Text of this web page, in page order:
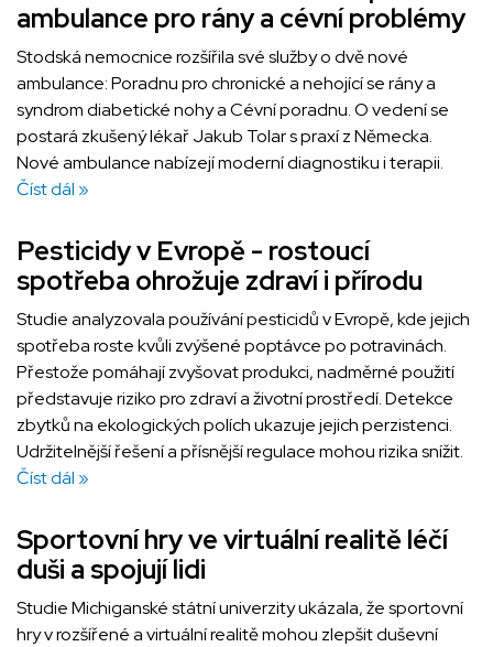
ambulance pro rány a cévní problémy
Stodská nemocnice rozšířila své služby o dvě nové
ambulance: Poradnu pro chronické a nehojící se rány a
syndrom diabetické nohy a Cévní poradnu. O vedení se
postará zkušený lékař Jakub Tolar s praxí z Německa.
Nové ambulance nabízejí moderní diagnostiku i terapii.
Číst dál »
Pesticidy v Evropě - rostoucí
spotřeba ohrožuje zdraví i přírodu
Studie analyzovala používání pesticidů v Evropě, kde jejich
spotřeba roste kvůli zvýšené poptávce po potravinách.
Přestože pomáhají zvyšovat produkci, nadměrné použití
představuje riziko pro zdraví a životní prostředí. Detekce
zbytků na ekologických polích ukazuje jejich perzistenci.
Udržitelnější řešení a přísnější regulace mohou rizika snížit.
Číst dál »
Sportovní hry ve virtuální realitě léčí
duši a spojují lidi
Studie Michiganské státní univerzity ukázala, že sportovní
hry v rozšířené a virtuální realitě mohou zlepšit duševní